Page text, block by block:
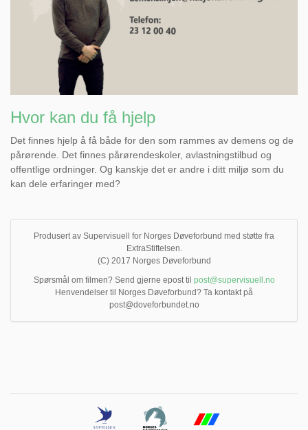
Hvor kan du få hjelp
Det finnes hjelp å få både for den som rammes av demens og de
pårørende. Det finnes pårørendeskoler, avlastningstilbud og
offentlige ordninger. Og kanskje det er andre i ditt miljø som du
kan dele erfaringer med?
Produsert av Supervisuell for Norges Døveforbund med støtte fra
ExtraStiftelsen.
(C) 2017 Norges Døveforbund
Spørsmål om filmen? Send gjerne epost til post@supervisuell.no
Henvendelser til Norges Døveforbund? Ta kontakt på
post@doveforbundet.no